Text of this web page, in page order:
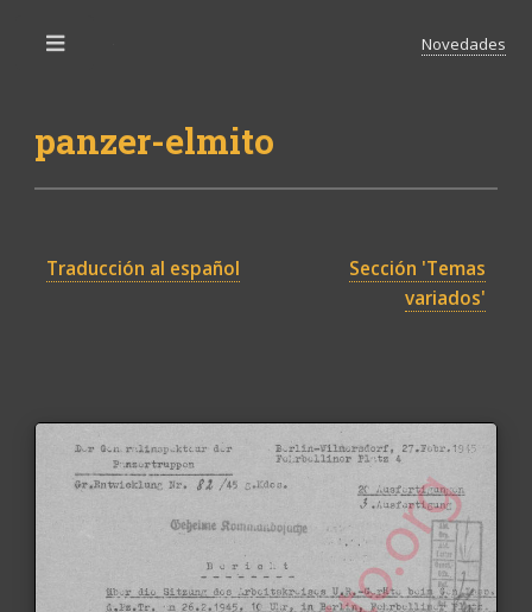
panzer-elmito
Novedades
Traducción al español
Sección 'Temas
variados'